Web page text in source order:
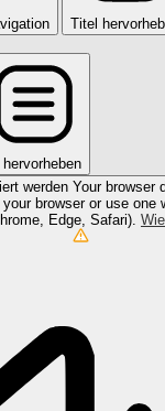
Titel
werden Your browser
browser or use one
Edge, Safari).